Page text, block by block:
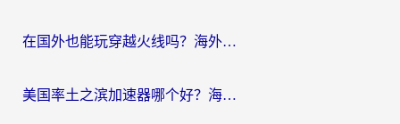
在国外也能玩穿越火线吗？海外玩家国服游戏畅玩终极指南
美国率土之滨加速器哪个好？海外党国服游戏畅玩终极指南（附多游戏解决方案）